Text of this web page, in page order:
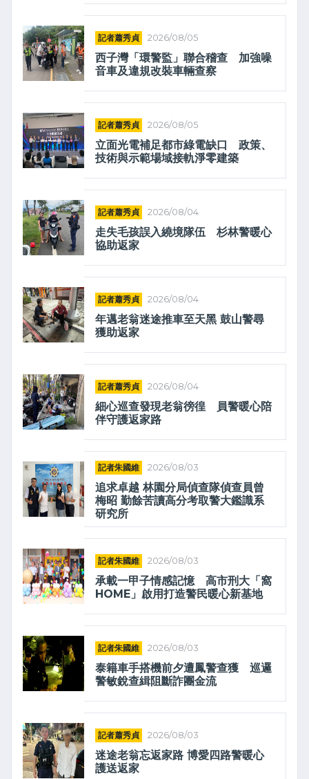
記者蕭秀貞 2026/08/05
西子灣「環警監」聯合稽查 加強噪
音車及違規改裝車輛查察
記者蕭秀貞 2026/08/05
立面光電補足都市綠電缺口 政策、
技術與示範場域接軌淨零建築
記者蕭秀貞 2026/08/04
走失毛孩誤入繞境隊伍 杉林警暖心
協助返家
記者蕭秀貞 2026/08/04
年邁老翁迷途推車至天黑 鼓山警尋
獲助返家
記者蕭秀貞 2026/08/04
細心巡查發現老翁徬徨 員警暖心陪
伴守護返家路
記者朱國維 2026/08/03
追求卓越 林園分局偵查隊偵查員曾
梅昭 勤餘苦讀高分考取警大鑑識系
研究所
記者朱國維 2026/08/03
承載一甲子情感記憶 高市刑大「窩
HOME」啟用打造警民暖心新基地
記者朱國維 2026/08/03
泰籍車手搭機前夕遭鳳警查獲 巡邏
警敏銳查緝阻斷詐團金流
記者蕭秀貞 2026/08/03
迷途老翁忘返家路 博愛四路警暖心
護送返家